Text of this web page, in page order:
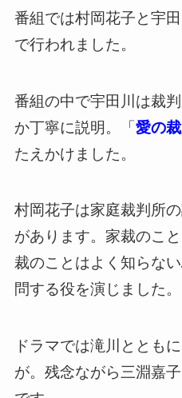
番組では村岡花子と宇
で行われました。
番組の中で宇田川は裁
か丁寧に説明。「愛の
たえかけました。
村岡花子は家庭裁判所
があります。家裁のこ
裁のことはよく知らな
問する役を演じました。
ドラマでは滝川ととも
が。残念ながら三淵嘉